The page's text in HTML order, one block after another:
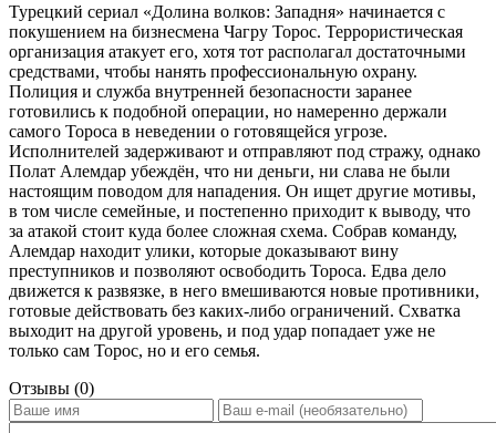
Турецкий сериал «Долина волков: Западня» начинается с
покушением на бизнесмена Чагру Торос. Террористическая
организация атакует его, хотя тот располагал достаточными
средствами, чтобы нанять профессиональную охрану.
Полиция и служба внутренней безопасности заранее
готовились к подобной операции, но намеренно держали
самого Тороса в неведении о готовящейся угрозе.
Исполнителей задерживают и отправляют под стражу, однако
Полат Алемдар убеждён, что ни деньги, ни слава не были
настоящим поводом для нападения. Он ищет другие мотивы,
в том числе семейные, и постепенно приходит к выводу, что
за атакой стоит куда более сложная схема. Собрав команду,
Алемдар находит улики, которые доказывают вину
преступников и позволяют освободить Тороса. Едва дело
движется к развязке, в него вмешиваются новые противники,
готовые действовать без каких-либо ограничений. Схватка
выходит на другой уровень, и под удар попадает уже не
только сам Торос, но и его семья.
Отзывы (0)